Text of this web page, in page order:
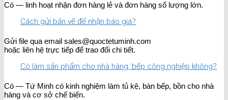
Có — linh hoạt nhận đơn hàng lẻ và đơn hàng số lượng lớn.
Cách gửi bản vẽ để nhận báo giá?
Gửi file qua email sales@quoctetuminh.com
hoặc liên hệ trực tiếp để trao đổi chi tiết.
Có làm sản phẩm cho nhà hàng, bếp công nghiệp không?
Có — Tứ Minh có kinh nghiệm làm tủ kệ, bàn bếp, bồn cho nhà
hàng và cơ sở chế biến.